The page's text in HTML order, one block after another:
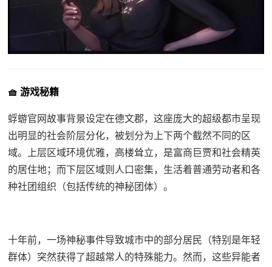
🧺 游戏秘籍
蜉蝣官网故事背景设定在德文郡，这座庞大的超级都市呈现
出明显的社会阶层分化，被划分为上下两个截然不同的区
域。上层区域环境优雅，高楼耸立，是富商巨贾和社会精英
的居住地；而下层区域则人口密集，生活着普通劳动者和各
种社团组织（包括传统的神秘团体）。
十年前，一场神秘事件导致城市中的部分居民（特别是年轻
群体）突然获得了超越常人的特殊能力。然而，这些异能者